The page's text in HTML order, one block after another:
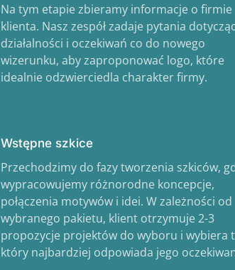
Na tym etapie zbieramy informacje o firmie
klienta. Nasz zespół zadaje pytania
działalności i oczekiwań co do nowego
wizerunku, aby zaproponować logo, które
idealnie odzwierciedla charakter firmy.
Wstępne szkice
Przechodzimy do fazy tworzenia szkiców,
wypracowujemy różnorodne koncepcje,
połączenia motywów i idei. W zależności od
wybranego pakietu, klient otrzymuje 2-3
propozycje projektów do wyboru i wybiera
który najbardziej odpowiada jego